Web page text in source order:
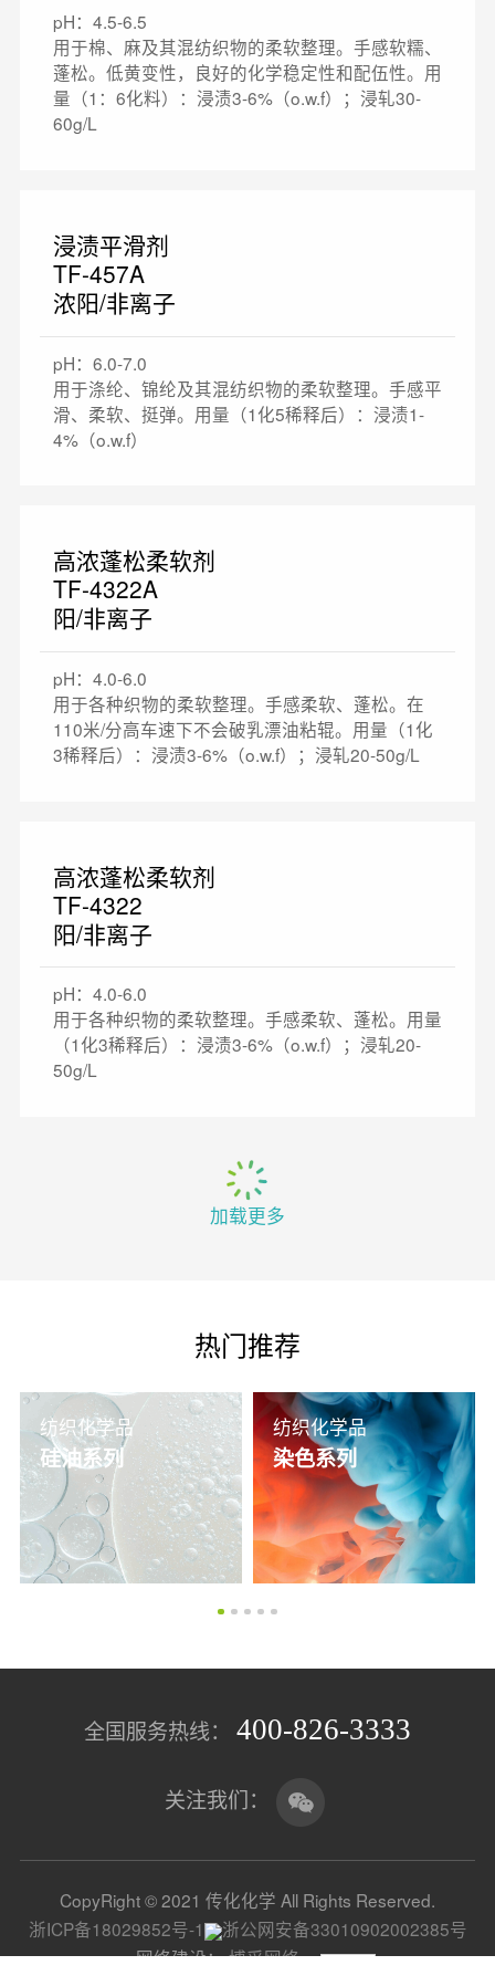
pH：4.5-6.5
用于棉、麻及其混纺织物的柔软整理。手感软糯、
蓬松。低黄变性，良好的化学稳定性和配伍性。用
量（1：6化料）：浸渍3-6%（o.w.f）；浸轧30-
60g/L
浸渍平滑剂
TF-457A
浓阳/非离子
pH：6.0-7.0
用于涤纶、锦纶及其混纺织物的柔软整理。手感平
滑、柔软、挺弹。用量（1化5稀释后）：浸渍1-
4%（o.w.f）
高浓蓬松柔软剂
TF-4322A
阳/非离子
pH：4.0-6.0
用于各种织物的柔软整理。手感柔软、蓬松。在
110米/分高车速下不会破乳漂油粘辊。用量（1化
3稀释后）：浸渍3-6%（o.w.f）；浸轧20-50g/L
高浓蓬松柔软剂
TF-4322
阳/非离子
pH：4.0-6.0
用于各种织物的柔软整理。手感柔软、蓬松。用量
（1化3稀释后）：浸渍3-6%（o.w.f）；浸轧20-
50g/L
加载更多
热门推荐
纺织化学品
硅油系列
纺织化学品
染色系列
全国服务热线： 400-826-3333
关注我们：
CopyRight © 2021 传化化学 All Rights Reserved.
浙ICP备18029852号-1
浙公网安备33010902002385号
网络建设：博采网络